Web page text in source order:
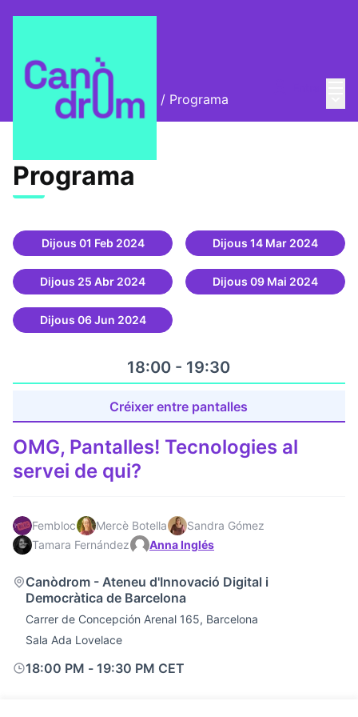
Créixer entre pantalles? / Programa
Programa
Dijous 01 Feb 2024 Dijous 14 Mar 2024
Dijous 25 Abr 2024 Dijous 09 Mai 2024
Dijous 06 Jun 2024
18:00 - 19:30
Créixer entre pantalles
OMG, Pantalles! Tecnologies al
servei de qui?
Fembloc Mercè Botella
Sandra Gómez
Tamara Fernández
Anna Inglés
Canòdrom - Ateneu d'Innovació Digital i
Democràtica de Barcelona
Carrer de Concepción Arenal 165, Barcelona
Sala Ada Lovelace
18:00 PM - 19:30 PM CET